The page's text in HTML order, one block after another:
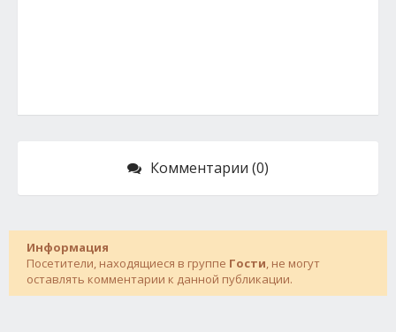
Комментарии (0)
Информация
Посетители, находящиеся в группе Гости, не могут
оставлять комментарии к данной публикации.